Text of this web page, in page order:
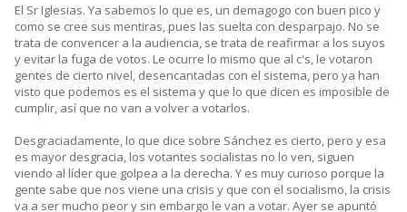
El Sr Iglesias. Ya sabemos lo que es, un demagogo con buen pico y
como se cree sus mentiras, pues las suelta con desparpajo. No se
trata de convencer a la audiencia, se trata de reafirmar a los suyos
y evitar la fuga de votos. Le ocurre lo mismo que al c's, le votaron
gentes de cierto nivel, desencantadas con el sistema, pero ya han
visto que podemos es el sistema y que lo que dicen es imposible de
cumplir, así que no van a volver a votarlos.
Desgraciadamente, lo que dice sobre Sánchez es cierto, pero y esa
es mayor desgracia, los votantes socialistas no lo ven, siguen
viendo al líder que golpea a la derecha. Y es muy curioso porque la
gente sabe que nos viene una crisis y que con el socialismo, la crisis
va a ser mucho peor y sin embargo le van a votar. Ayer se apuntó